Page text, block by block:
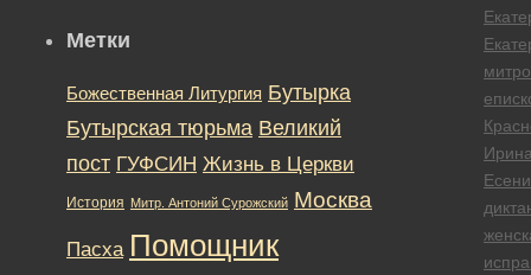
Метки
Божественная Литургия Бутырка
Бутырская тюрьма Великий
пост ГУФСИН Жизнь в Церкви
История Митр. Антоний Сурожский Москва
Пасха Помощник